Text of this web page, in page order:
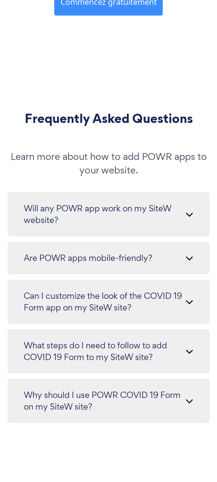
Frequently Asked Questions
Learn more about how to add POWR apps to
your website.
Will any POWR app work on my SiteW
website?
Are POWR apps mobile-friendly?
Can I customize the look of the COVID 19
Form app on my SiteW site?
What steps do I need to follow to add
COVID 19 Form to my SiteW site?
Why should I use POWR COVID 19 Form
on my SiteW site?